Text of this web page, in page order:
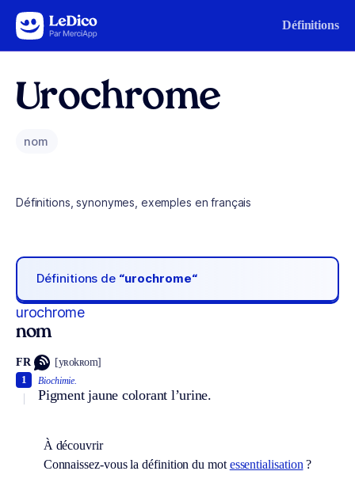
Aller au contenu Définitions
Urochrome
nom
Définitions, synonymes, exemples en français
Définitions de “urochrome“
urochrome
nom
FR [yʀokʀom]
Biochimie.
Pigment jaune colorant l’urine.
1
À découvrir
Connaissez-vous la définition du mot essentialisation ?